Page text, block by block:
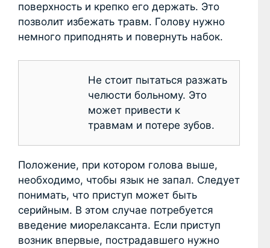
поверхность и крепко его держать. Это
позволит избежать травм. Голову нужно
немного приподнять и повернуть набок.
Не стоит пытаться разжать
челюсти больному. Это
может привести к
травмам и потере зубов.
Положение, при котором голова выше,
необходимо, чтобы язык не запал. Следует
понимать, что приступ может быть
серийным. В этом случае потребуется
введение миорелаксанта. Если приступ
возник впервые, пострадавшего нужно